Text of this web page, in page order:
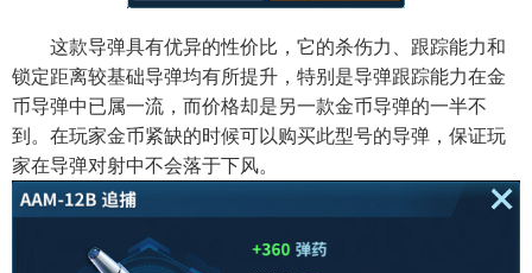
这款导弹具有优异的性价比，它的杀伤力、跟踪能力和
锁定距离较基础导弹均有所提升，特别是导弹跟踪能力在金
币导弹中已属一流，而价格却是另一款金币导弹的一半不
到。在玩家金币紧缺的时候可以购买此型号的导弹，保证玩
家在导弹对射中不会落于下风。